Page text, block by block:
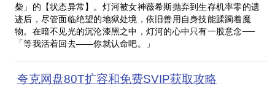
柴」的【状态异常】。灯河被女神薇希斯抛弃到生存机率零的遗
迹后，尽管面临绝望的地狱处境，依旧善用自身技能蹂躏着魔
物。在暗不见光的沉沦漆黑之中，灯河的心中只有一股意念──
「等我活着回去——你就认命吧。」
夸克网盘80T扩容和免费SVIP获取攻略